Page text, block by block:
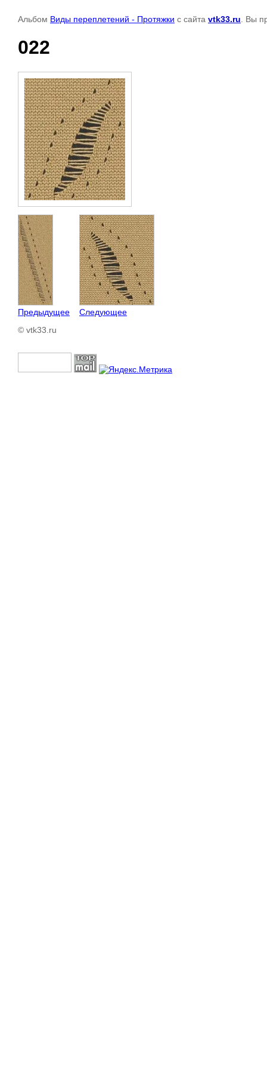
Альбом Виды переплетений - Протяжки с сайта vtk33.ru . Вы
022
Предыдущее
Следующее
© vtk33.ru